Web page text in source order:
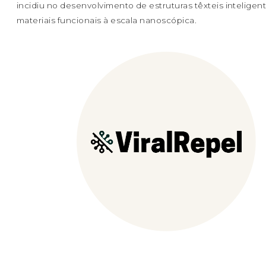
incidiu no desenvolvimento de estruturas têxteis
materiais funcionais à escala nanoscópica.